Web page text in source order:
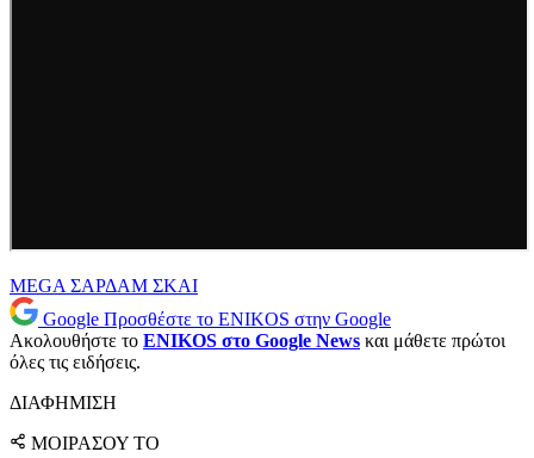
MEGA ΣΑΡΔΑΜ ΣΚΑΙ
Google Προσθέστε το ENIKOS στην Google
Ακολουθήστε το ENIKOS στο Google News και μάθετε πρώτοι
όλες τις ειδήσεις.
ΔΙΑΦΗΜΙΣΗ
ΜΟΙΡΑΣΟΥ ΤΟ